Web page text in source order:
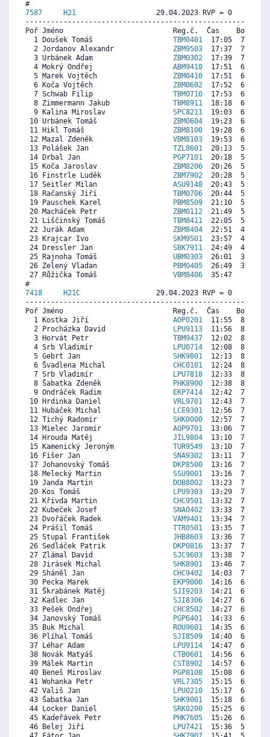
7587
H21
29.04.2023 RVP = 0     IP
Poř Jméno                          Reg.č.  Čas    Body
  1 Doušek Tomáš
TBM0401
17:05  7254
  2 Jordanov Alexandr
ZBM9503
17:37  7037
  3 Urbánek Adam
ZBM0302
17:39  7024
  4 Mokrý Ondřej
ABM9410
17:51  6942
  5 Marek Vojtěch
ZBM0410
17:51  6942
  6 Koča Vojtěch
ZBM0602
17:52  6935
  7 Schwab Filip
TBM0710
17:53  6929
  8 Zimmermann Jakub
TBM8911
18:18  6759
  9 Kalina Miroslav
SPC8211
19:03  6454
10 Urbánek Tomáš ZBM0604
19:23  6318
11 Hikl Tomáš ZBM8100
19:28  6284
12 Mazal Zdeněk VBM8103
19:53  6114
13 Polášek Jan TZL8601
20:13  5979
14 Drbal Jan
PGP7101
20:18  5945
15 Koča Jaroslav ZBM8206
20:26  5890
16 Finstrle Luděk ZBM7902
20:28  5877
17 Seitler Milan ASU9148
20:43  5775
18 Račanský Jiří TBM0706
20:44  5768
19 Pauschek Karel
PBM8509
21:10  5592
20 Macháček Petr ZBM0112
21:49  5327
21 Liščinský Tomáš TBM8411
22:05  5218
22 Jurák Adam ZBM8404
22:51  4906
23 Krajcar Ivo SKM9501
23:57  4458
24 Dressler Jan SBK7911
24:49  4106
25 Rajnoha Tomáš UBM0303
26:01  3617
26 Zelený Vladan
PBM0405
26:49  3291
27 Růžička Tomáš VBM8406
35:47     0
7418
H21C
29.04.2023 RVP = 0     IP
Poř Jméno                          Reg.č.  Čas    Body
  1 Kostka Jiří
AOP0201
11:55  8556
  2 Procházka David
LPU9113
11:56  8544
  3 Horvát Petr
TBM9437
12:02  8472
  4 Srb Vladimír
LPU0714
12:08  8401
  5 Gebrt Jan
SHK9801
12:13  8342
  6 Švadlena Michal
CHC0101
12:24  8211
  7 Srb Vladimír
LPU7818
12:33  8104
  8 Šabatka Zdeněk
PHK8900
12:38  8045
  9 Ondráček Radim
EKP7414
12:42  7997
10 Hrdinka Daniel VRL9701
12:43  7985
11 Hubáček Michal
LCE9301
12:56  7831
12 Tichý Radomír SHK0000
12:57  7819
13 Mielec Jaromír AOP9701
13:06  7712
14 Hrouda Matěj JIL9804
13:10  7665
15 Kamenický Jeroným TUR9549
13:10  7665
16 Fišer Jan SNA9302
13:11  7653
17 Johanovský Tomáš
DKP8500
13:16  7594
18 Melecký Martin SSU9001
13:16  7594
19 Janda Martin
DOB8002
13:23  7510
20 Kos Tomáš
LPU9303
13:29  7439
21 Křivda Martin CHC9501
13:32  7403
22 Kubeček Josef SNA0402
13:33  7392
23 Dvořáček Radek VAM9401
13:34  7380
24 Prášil Tomáš TTR0501
13:35  7368
25 Stupal František JHB8603
13:36  7356
26 Sedláček Patrik
DKP0816
13:37  7344
27 Zlámal David SJC9603
13:38  7332
28 Jirásek Michal SHK8901
13:46  7237
29 Sháněl Jan CHC9402
14:03  7035
30 Pecka Marek
EKP9000
14:16  6881
31 Škrabánek Matěj SJI9203
14:21  6821
32 Kadlec Jan SJI8306
14:27  6750
33 Pešek Ondřej CHC8502
14:27  6750
34 Janovský Tomáš
PGP6401
14:33  6679
35 Buk Michal
ROU9601
14:35  6655
36 Plíhal Tomáš SJI8509
14:40  6596
37 Léhar Adam
LPU9114
14:47  6513
38 Novák Matyáš CTB0601
14:56  6406
39 Málek Martin CST8902
14:57  6394
40 Beneš Miroslav
PGP8108
15:08  6263
41 Wohanka Petr VRL7305
15:15  6180
42 Vališ Jan
LPU0210
15:17  6156
43 Šabatka Jan SHK9001
15:18  6144
44 Locker Daniel SRK0200
15:25  6061
45 Kadeřávek Petr
PHK7605
15:26  6049
46 Belej Jiří
LPU7421
15:36  5931